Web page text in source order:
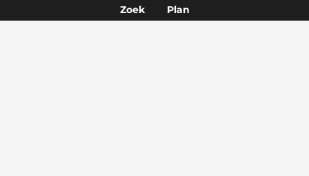
Zoek Plan
Zeer vriendelijk en gastvrij